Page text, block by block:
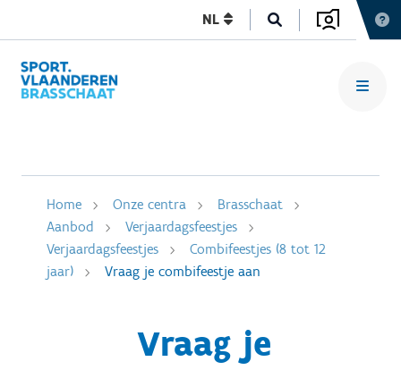
NL
Home Onze centra
Brasschaat
Aanbod
Verjaardagsfeestjes
Verjaardagsfeestjes
Combifeestjes (8 tot 12
jaar)
Vraag je combifeestje aan
Vraag je